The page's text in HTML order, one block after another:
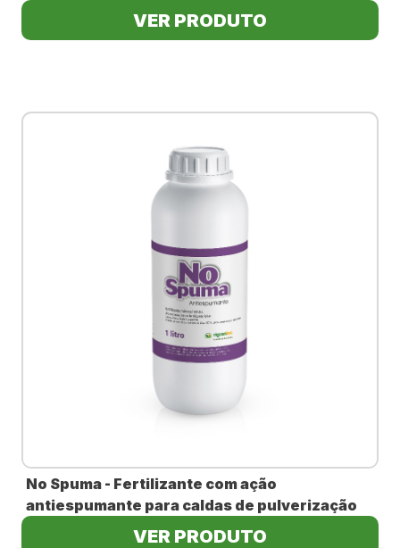
VER PRODUTO
No Spuma - Fertilizante com ação
antiespumante para caldas de pulverização
VER PRODUTO